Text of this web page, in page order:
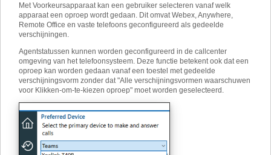
Met Voorkeursapparaat kan een gebruiker selecteren vanaf welk
apparaat een oproep wordt gedaan. Dit omvat Webex, Anywhere,
Remote Office en vaste telefoons geconfigureerd als gedeelde
verschijningen.
Agentstatussen kunnen worden geconfigureerd in de callcenter
omgeving van het telefoonsysteem. Deze functie betekent ook dat een
oproep kan worden gedaan vanaf een toestel met gedeelde
verschijningsvorm zonder dat "Alle verschijningsvormen waarschuwen
voor Klikken-om-te-kiezen oproep" moet worden geselecteerd.